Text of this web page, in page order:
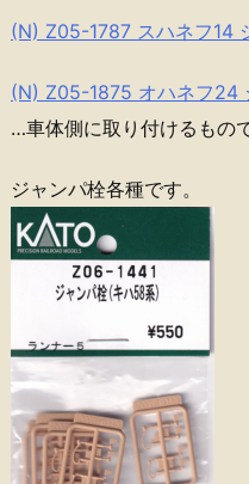
(N) Z05-1787 スハネフ14
(N) Z05-1875 オハネフ24
…車体側に取り付けるもので
ジャンパ栓各種です。